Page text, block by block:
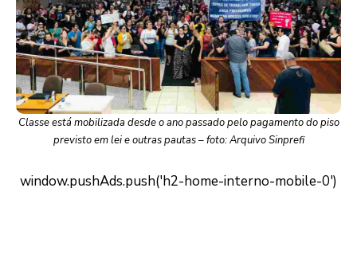
Classe está mobilizada desde o ano passado pelo pagamento do piso
previsto em lei e outras pautas – foto: Arquivo Sinprefi